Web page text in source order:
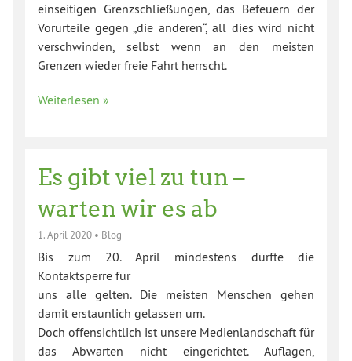
einseitigen Grenzschließungen, das Befeuern der
Vorurteile gegen „die anderen“, all dies wird nicht
verschwinden, selbst wenn an den meisten
Grenzen wieder freie Fahrt herrscht.
Weiterlesen »
Es gibt viel zu tun –
warten wir es ab
1. April 2020 • Blog
Bis zum 20. April mindestens dürfte die
Kontaktsperre für
uns alle gelten. Die meisten Menschen gehen
damit erstaunlich gelassen um.
Doch offensichtlich ist unsere Medienlandschaft für
das Abwarten nicht eingerichtet. Auflagen,